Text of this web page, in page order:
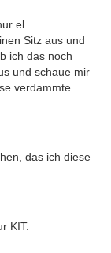
el.
Sitz aus und
ich das noch
und schaue mir
verdammte
das ich diese
KIT: